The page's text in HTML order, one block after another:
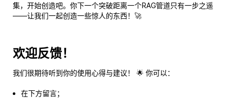
集，开始创造吧。你下一个突破距离一个RAG管道只有一步之遥
——让我们一起创造一些惊人的东西！🚀
欢迎反馈！
我们很期待听到你的使用心得与建议！ 🌟 你可以：
在下方留言；